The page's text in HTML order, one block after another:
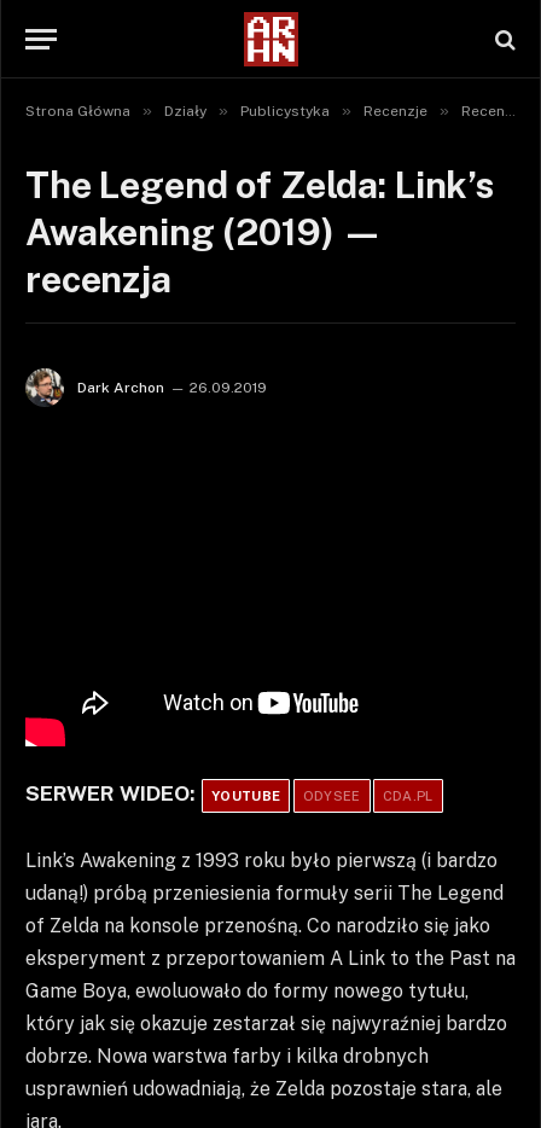
Strona Główna » Działy » Publicystyka » Recenzje » Recenzje gier
The Legend of Zelda: Link’s
Awakening (2019) —
recenzja
Dark Archon 26.09.2019
SERWER WIDEO: YOUTUBE ODYSEE CDA.PL
Link’s Awakening z 1993 roku było pierwszą (i bardzo
udaną!) próbą przeniesienia formuły serii The Legend
of Zelda na konsole przenośną. Co narodziło się jako
eksperyment z przeportowaniem A Link to the Past na
Game Boya, ewoluowało do formy nowego tytułu,
który jak się okazuje zestarzał się najwyraźniej bardzo
dobrze. Nowa warstwa farby i kilka drobnych
usprawnień udowadniają, że Zelda pozostaje stara, ale
jara.